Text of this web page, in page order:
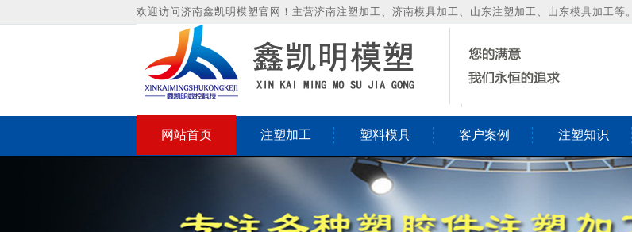
欢迎访问济南鑫凯明模塑官网！主营济南注塑加工、济南模具加工、山东注塑加工、山东模具加工等。
网站首页 注塑加工 塑料模具 客户案例 注塑知识